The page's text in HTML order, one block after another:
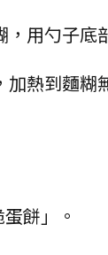
，用勺子底
加熱到麵
餅」。